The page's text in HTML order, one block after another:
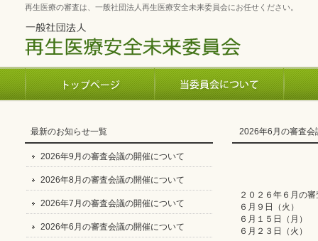
再生医療の審査は、一般社団法人再生医療安全未来委員会にお任せください。
2026年6月の審査会
２０２６年６月の
６月９日（火）
６月１５日（月）
６月２３日（火）
最新のお知らせ一覧
2026年9月の審査会議の開催について
2026年8月の審査会議の開催について
2026年7月の審査会議の開催について
2026年6月の審査会議の開催について